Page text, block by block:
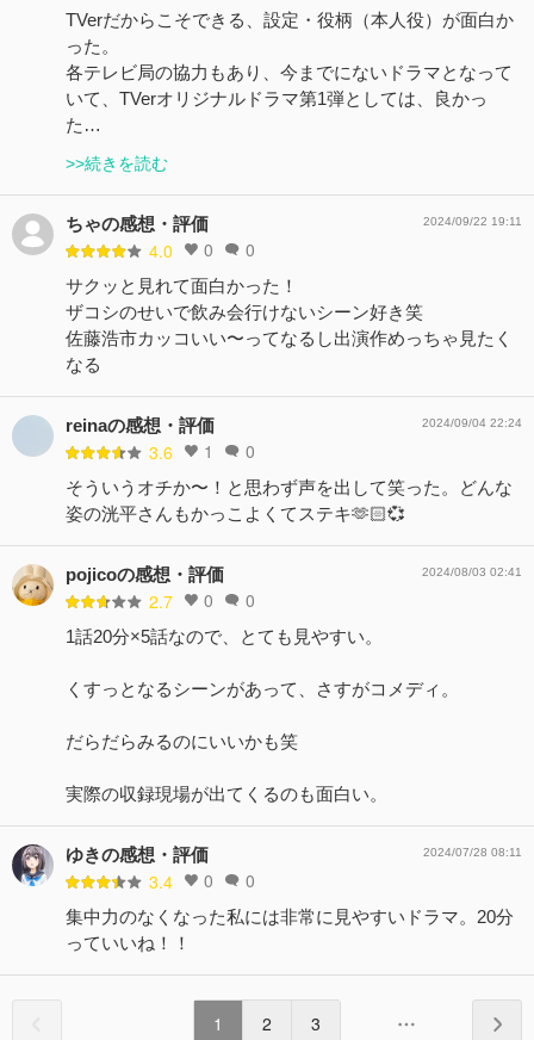
TVerだからこそできる、設定・役柄（本人役）が面白か
った。
各テレビ局の協力もあり、今までにないドラマとなって
いて、TVerオリジナルドラマ第1弾としては、良かっ
た…
>>続きを読む
ちゃの感想・評価
4.0 0 0
2024/09/22 19:11
サクッと見れて面白かった！
ザコシのせいで飲み会行けないシーン好き笑
佐藤浩市カッコいい〜ってなるし出演作めっちゃ見たく
なる
reinaの感想・評価
3.6 1 0
2024/09/04 22:24
そういうオチか〜！と思わず声を出して笑った。どんな
姿の洸平さんもかっこよくてステキ🫶🏻💞
pojicoの感想・評価
2.7 0 0
2024/08/03 02:41
1話20分×5話なので、とても見やすい。
くすっとなるシーンがあって、さすがコメディ。
だらだらみるのにいいかも笑
実際の収録現場が出てくるのも面白い。
ゆきの感想・評価
3.4 0 0
2024/07/28 08:11
集中力のなくなった私には非常に見やすいドラマ。20分
っていいね！！
1 2 3